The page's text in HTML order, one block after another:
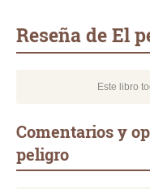
Reseña de El
Este libro
Comentarios y
peligro